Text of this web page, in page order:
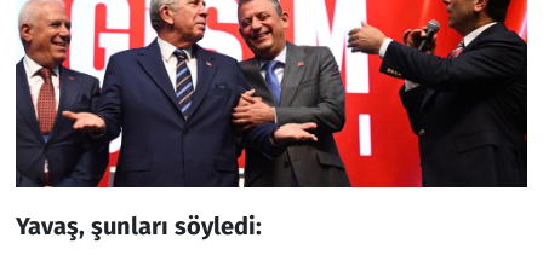
Yavaş, şunları söyledi: